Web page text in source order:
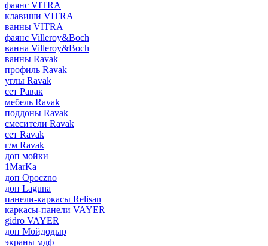
фаянс VITRA
клавиши VITRA
ванны VITRA
фаянс Villeroy&Boch
ванна Villeroy&Boch
ванны Ravak
профиль Ravak
углы Ravak
сет Равак
мебель Ravak
поддоны Ravak
смесители Ravak
сет Ravak
г/м Ravak
доп мойки
1MarKa
доп Opoczno
доп Laguna
панели-каркасы Relisan
каркасы-панели VAYER
gidro VAYER
доп Мойдодыр
экраны мдф